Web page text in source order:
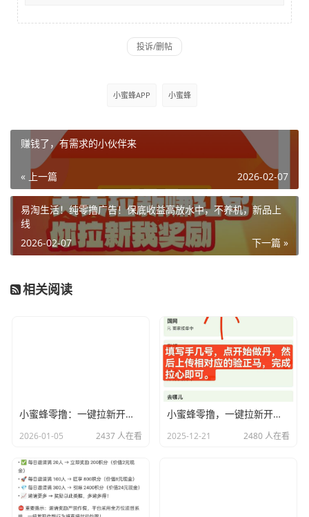
小蜜蜂APP 小蜜蜂
赚钱了，有需求的小伙伴来
« 上一篇 2026-02-07
易淘生活！纯零撸广告！保底收益高放水中，不养机，新品上
线
下一篇 »
2026-02-07
相关阅读
小蜜蜂零撸：一键拉新开启财富新通道，官方直招助你日入斗金！
2026-01-05 2437 人在看
小蜜蜂零撸，一键拉新开启财富新通道，官方直招成就创业梦想
2025-12-21 2480 人在看